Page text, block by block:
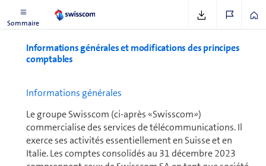
Sommaire
In­for­ma­tions gé­né­rales et mo­di­fi­ca­tions des principes
comp­tables
In­for­ma­tions gé­né­rales
Le groupe Swisscom (ci-après «Swisscom»)
commercialise des ser­vices de té­lé­com­mu­ni­ca­tions. Il
exerce ses activités es­sen­tiel­le­ment en Suisse et en
Italie. Les comptes conso­li­dés au 31 décembre 2023